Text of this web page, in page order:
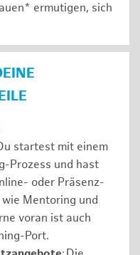
ermutigen, sich
startest mit einem
Prozess und hast
oder Präsenz-
Mentoring und
voran ist auch
Port.